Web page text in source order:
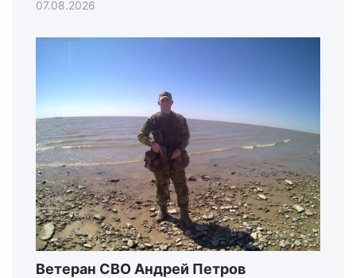
07.08.2026
Ветеран СВО Андрей Петров